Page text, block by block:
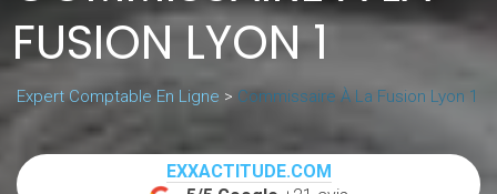
FUSION LYON 1
Expert Comptable En Ligne > Commissaire À La Fusion Lyon 1
EXXACTITUDE.COM